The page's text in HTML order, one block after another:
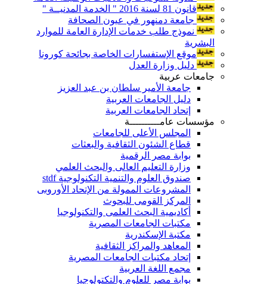
قانون 81 لسنة 2016 " الخدمة المدنيــة "
جامعة دمنهور في عيون الصحافة
نموذج طلب خدمات الإدارة العامة للموارد
البشرية
موقع الإستفسارات الخاصة بجائحة كورونا
دليل وزارة العدل
جامعات عربية
جامعة الأمير سلطان بن عبد العزيز
دليل الجامعات العربية
إتحاد الجامعات العربية
مؤسسات عامــــــــــة
المجلس الأعلى للجامعات
قطاع الشئون الثقافية والبعثات
بوابة مصر الرقمية
وزارة التعليم العالى والبحث العلمي
صندوق العلوم والتنمية التكنولوجية stdf
المشروعات الممولة من الإتحاد الأوروبى
المركز القومى للبحوث
أكاديمية البحث العلمى والتكنولوجيا
مكتبات الجامعات المصرية
مكتبة الإسكندرية
المعاهد والمراكز الثقافية
إتحاد مكتبات الجامعات المصرية
مجمع اللغة العربية
بوابة مصر للعلوم والتكتولوجيا